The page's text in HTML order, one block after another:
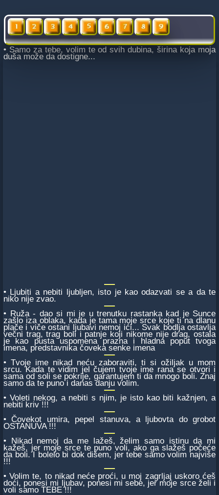
• Samo za tebe, volim te od svih dubina, širina koja moja
duša može da dostigne...
• Ljubiti a nebiti ljubljen, isto je kao odazvati se a da te
niko nije zvao.
• Ruža - dao si mi je u trenutku rastanka kad je Sunce
zašlo iza oblaka, kada je tama moje srce koje ti na dlanu
plače i viče ostani ljubavi nemoj ići... Svak bodlja ostavlja
večni trag, trag boli i patnje koji nikome nije drag, ostala
je kao pusta uspomena prazna i hladna poput tvoga
imena, predstavnika čoveka senke imena
• Tvoje ime nikad neću zaboraviti, ti si ožiljak u mom
srcu. Kada te vidim jel čujem tvoje ime rana se otvori i
sama od soli se pokrije, garantujem ti da mnogo boli. Znaj
samo da te puno i danas danju volim.
• Voleti nekog, a nebiti s njim, je isto kao biti kažnjen, a
nebiti kriv !!!
• Čovekot umira, pepel stanuva, a ljubovta do grobot
OSTANUVA !!!
• Nikad nemoj da me lažeš, želim samo istinu da mi
kažeš, jer moje srce te puno voli, ako ga slažeš počeće
da boli. I bolelo bi dok dišem, jer tebe samo volim najviše
!!!
• Volim te, to nikad neće proći, u moj zagrljaj uskoro ćeš
doći, ponesi mi ljubav, ponesi mi sebe, jer moje srce želi i
voli samo TEBE !!!